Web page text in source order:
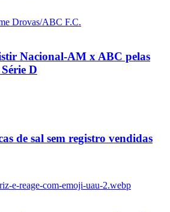
Nacional-AM x ABC pelas
D
de sal sem registro vendidas